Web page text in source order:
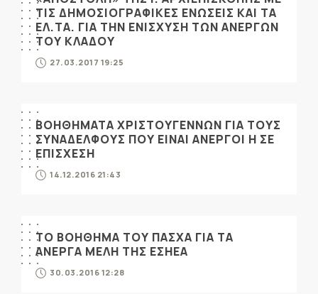
ΤΙΣ ΔΗΜΟΣΙΟΓΡΑΦΙΚΕΣ ΕΝΩΣΕΙΣ ΚΑΙ ΤΑ
ΕΛ.ΤΑ. ΓΙΑ ΤΗΝ ΕΝΙΣΧΥΣΗ ΤΩΝ ΑΝΕΡΓΩΝ
ΤΟΥ ΚΛΑΔΟΥ
27.03.2017 19:25
ΒΟΗΘΗΜΑΤΑ ΧΡΙΣΤΟΥΓΕΝΝΩΝ ΓΙΑ ΤΟΥΣ
ΣΥΝΑΔΕΛΦΟΥΣ ΠΟΥ ΕΙΝΑΙ ΑΝΕΡΓΟΙ Η ΣΕ
ΕΠΙΣΧΕΣΗ
14.12.2016 21:43
ΤΟ ΒΟΗΘΗΜΑ ΤΟΥ ΠΑΣΧΑ ΓΙΑ ΤΑ
ΑΝΕΡΓΑ ΜΕΛΗ ΤΗΣ ΕΣΗΕΑ
30.03.2016 12:28